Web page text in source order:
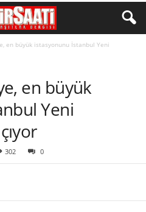
en büyük istasyonunu İstanbul Yeni
en büyük
Yeni
302 0